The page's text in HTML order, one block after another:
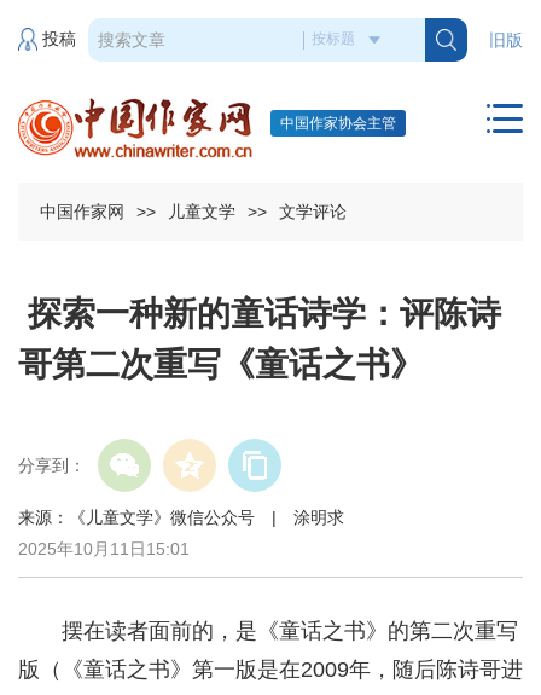
旧版
投稿
中国作家协会主管
中国作家网 >> 儿童文学 >> 文学评论
探索一种新的童话诗学：评陈诗
哥第二次重写《童话之书》
分享到：
来源：《儿童文学》微信公众号 | 涂明求
2025年10月11日15:01
摆在读者面前的，是《童话之书》的第二次重写
版（《童话之书》第一版是在2009年，随后陈诗哥进